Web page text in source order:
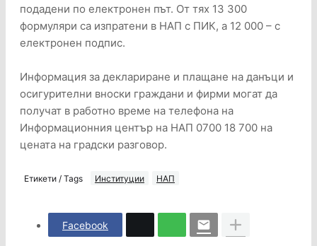
подадени по електронен път. От тях 13 300
формуляри са изпратени в НАП с ПИК, а 12 000 – с
електронен подпис.
Информация за деклариране и плащане на данъци и
осигурителни вноски граждани и фирми могат да
получат в работно време на телефона на
Информационния център на НАП 0700 18 700 на
цената на градски разговор.
Етикети / Tags Институции НАП
Facebook